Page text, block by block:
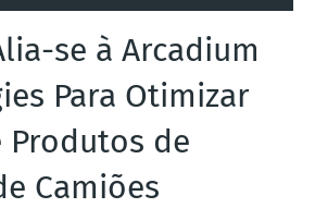
se à Arcadium
Para Otimizar
Produtos de
Camiões